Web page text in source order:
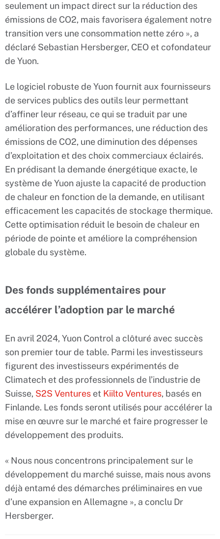
seulement un impact direct sur la réduction des
émissions de CO2, mais favorisera également notre
transition vers une consommation nette zéro », a
déclaré Sebastian Hersberger, CEO et cofondateur
de Yuon.
Le logiciel robuste de Yuon fournit aux fournisseurs
de services publics des outils leur permettant
d’affiner leur réseau, ce qui se traduit par une
amélioration des performances, une réduction des
émissions de CO2, une diminution des dépenses
d’exploitation et des choix commerciaux éclairés.
En prédisant la demande énergétique exacte, le
système de Yuon ajuste la capacité de production
de chaleur en fonction de la demande, en utilisant
efficacement les capacités de stockage thermique.
Cette optimisation réduit le besoin de chaleur en
période de pointe et améliore la compréhension
globale du système.
Des fonds supplémentaires pour
accélérer l’adoption par le marché
En avril 2024, Yuon Control a clôturé avec succès
son premier tour de table. Parmi les investisseurs
figurent des investisseurs expérimentés de
Climatech et des professionnels de l’industrie de
Suisse, S2S Ventures et Kiilto Ventures, basés en
Finlande. Les fonds seront utilisés pour accélérer la
mise en œuvre sur le marché et faire progresser le
développement des produits.
« Nous nous concentrons principalement sur le
développement du marché suisse, mais nous avons
déjà entamé des démarches préliminaires en vue
d’une expansion en Allemagne », a conclu Dr
Hersberger.